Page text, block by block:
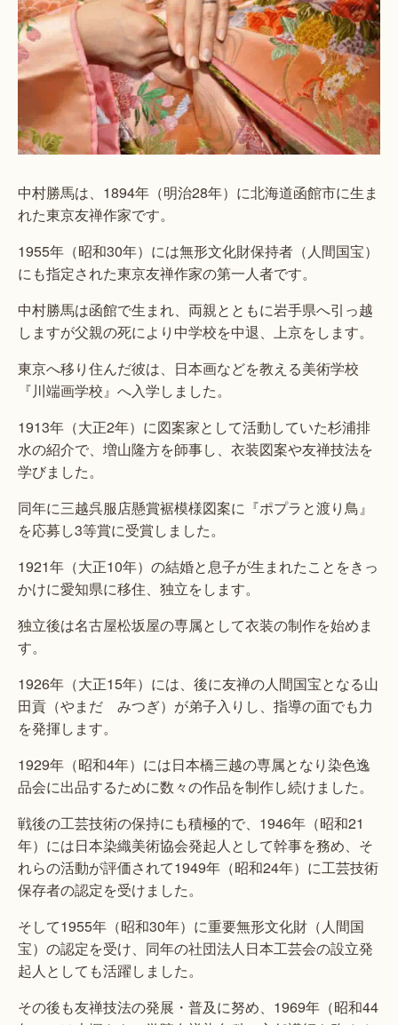
中村勝馬は、1894年（明治28年）に北海道函館市に生ま
れた東京友禅作家です。
1955年（昭和30年）には無形文化財保持者（人間国宝）
にも指定された東京友禅作家の第一人者です。
中村勝馬は函館で生まれ、両親とともに岩手県へ引っ越
しますが父親の死により中学校を中退、上京をします。
東京へ移り住んだ彼は、日本画などを教える美術学校
『川端画学校』へ入学しました。
1913年（大正2年）に図案家として活動していた杉浦排
水の紹介で、増山隆方を師事し、衣装図案や友禅技法を
学びました。
同年に三越呉服店懸賞裾模様図案に『ポプラと渡り鳥』
を応募し3等賞に受賞しました。
1921年（大正10年）の結婚と息子が生まれたことをきっ
かけに愛知県に移住、独立をします。
独立後は名古屋松坂屋の専属として衣装の制作を始めま
す。
1926年（大正15年）には、後に友禅の人間国宝となる山
田貢（やまだ みつぎ）が弟子入りし、指導の面でも力
を発揮します。
1929年（昭和4年）には日本橋三越の専属となり染色逸
品会に出品するために数々の作品を制作し続けました。
戦後の工芸技術の保持にも積極的で、1946年（昭和21
年）には日本染織美術協会発起人として幹事を務め、そ
れらの活動が評価されて1949年（昭和24年）に工芸技術
保存者の認定を受けました。
そして1955年（昭和30年）に重要無形文化財（人間国
宝）の認定を受け、同年の社団法人日本工芸会の設立発
起人としても活躍しました。
その後も友禅技法の発展・普及に努め、1969年（昭和44